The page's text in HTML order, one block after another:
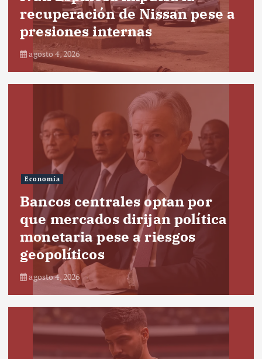
recuperación de Nissan pese a
presiones internas
agosto 4, 2026
Economía
Bancos centrales optan por
que mercados dirijan política
monetaria pese a riesgos
geopolíticos
agosto 4, 2026